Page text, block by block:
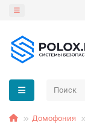
Домофония